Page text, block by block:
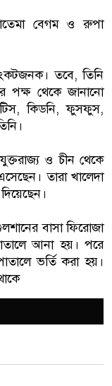
বেগম ও রুপা
তবে, তিনি
পক্ষ থেকে জানানো
কিডনি, ফুসফুস,
ও চীন থেকে
তারা খালেদা
বাসা ফিরোজা
আনা হয়। পরে
ভর্তি করা হয়।